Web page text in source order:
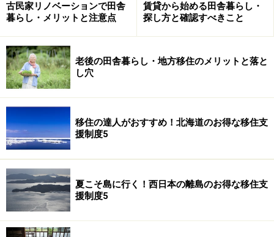
理ですね。
田舎の「夏」の天気予報術
田んぼのカエルが鳴く時は
■雨蛙が鳴くと「雨」
ご存知、観天望気の代表的お天気お兄さん（ちなみに、
オスしか泣きません）。皮膚が薄いため湿気や気圧の変
化に敏感で、天候の変化にいち早く反応して鳴くことか
ら「雨鳴き（あまなき）」「レインコール（Raincall）」
古民家リノベーションで田舎
暮らし・メリットと注意点
賃貸から始める田舎暮らし・
探し方と確認すべきこと
老後の田舎暮らし・地方移住のメリットと落と
し穴
移住の達人がおすすめ！北海道のお得な移住支
援制度5
夏こそ島に行く！西日本の離島のお得な移住支
援制度5